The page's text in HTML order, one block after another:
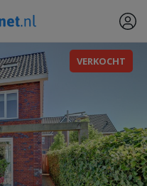
VERKOCHT